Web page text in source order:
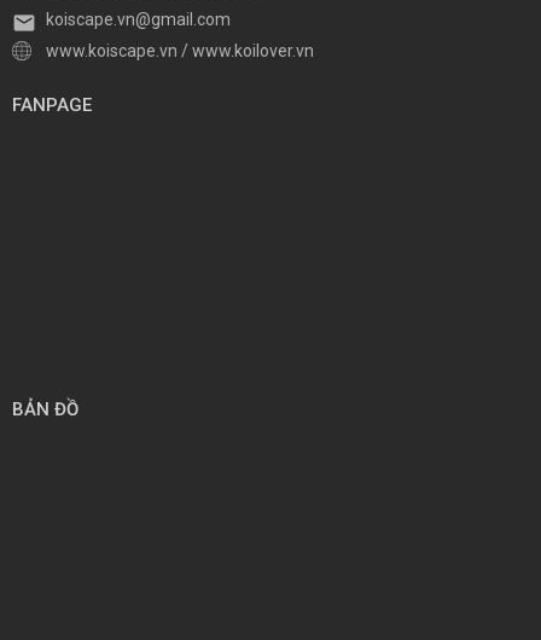
koiscape.vn@gmail.com
www.koiscape.vn /www.koilover.vn
FANPAGE
BẢN ĐỒ